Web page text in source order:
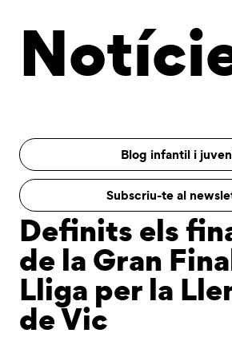
Blog infantil i
Subscriu-te al
Definits els
de la Gran
Lliga per la
de Vic